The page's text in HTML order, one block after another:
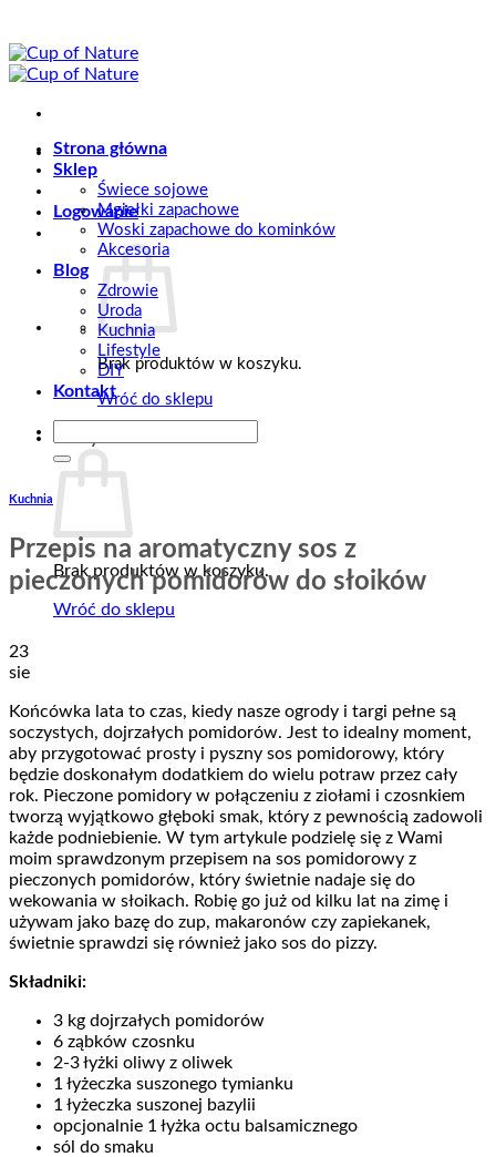
do
zawartości
Logowanie
Brak produktów w koszyku.
Wróć do sklepu
Koszyk
Brak produktów w koszyku.
Wróć do sklepu
Strona główna
Sklep
Świece sojowe
Mgiełki zapachowe
Woski zapachowe do kominków
Akcesoria
Blog
Zdrowie
Uroda
Kuchnia
Lifestyle
DIY
Kontakt
Kuchnia
Przepis na aromatyczny sos z
pieczonych pomidorów do słoików
23
sie
Końcówka lata to czas, kiedy nasze ogrody i targi pełne są
soczystych, dojrzałych pomidorów. Jest to idealny moment,
aby przygotować prosty i pyszny sos pomidorowy, który
będzie doskonałym dodatkiem do wielu potraw przez cały
rok. Pieczone pomidory w połączeniu z ziołami i czosnkiem
tworzą wyjątkowo głęboki smak, który z pewnością zadowoli
każde podniebienie. W tym artykule podzielę się z Wami
moim sprawdzonym przepisem na sos pomidorowy z
pieczonych pomidorów, który świetnie nadaje się do
wekowania w słoikach. Robię go już od kilku lat na zimę i
używam jako bazę do zup, makaronów czy zapiekanek,
świetnie sprawdzi się również jako sos do pizzy.
Składniki:
3 kg dojrzałych pomidorów
6 ząbków czosnku
2-3 łyżki oliwy z oliwek
1 łyżeczka suszonego tymianku
1 łyżeczka suszonej bazylii
opcjonalnie 1 łyżka octu balsamicznego
sól do smaku